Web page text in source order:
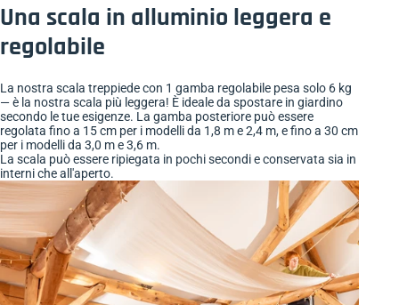
Una scala in alluminio leggera e
regolabile
La nostra scala treppiede con 1 gamba regolabile pesa solo 6 kg
— è la nostra scala più leggera! È ideale da spostare in giardino
secondo le tue esigenze. La gamba posteriore può essere
regolata fino a 15 cm per i modelli da 1,8 m e 2,4 m, e fino a 30 cm
per i modelli da 3,0 m e 3,6 m.
La scala può essere ripiegata in pochi secondi e conservata sia in
interni che all'aperto.